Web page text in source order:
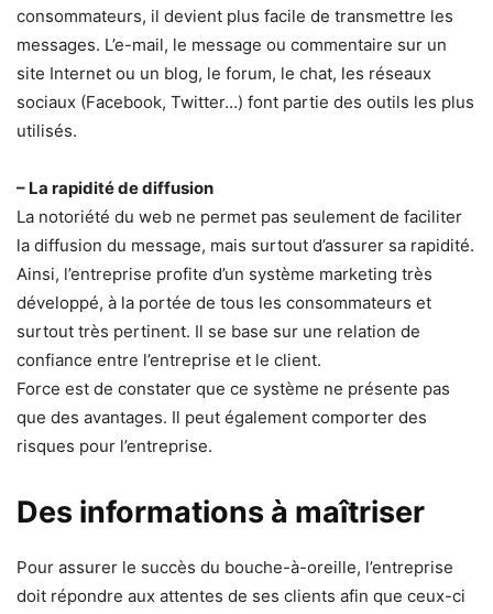
consommateurs, il devient plus facile de transmettre les
messages. L’e-mail, le message ou commentaire sur un
site Internet ou un blog, le forum, le chat, les réseaux
sociaux (Facebook, Twitter…) font partie des outils les plus
utilisés.
– La rapidité de diffusion
La notoriété du web ne permet pas seulement de faciliter
la diffusion du message, mais surtout d’assurer sa rapidité.
Ainsi, l’entreprise profite d’un système marketing très
développé, à la portée de tous les consommateurs et
surtout très pertinent. Il se base sur une relation de
confiance entre l’entreprise et le client.
Force est de constater que ce système ne présente pas
que des avantages. Il peut également comporter des
risques pour l’entreprise.
Des informations à maîtriser
Pour assurer le succès du bouche-à-oreille, l’entreprise
doit répondre aux attentes de ses clients afin que ceux-ci